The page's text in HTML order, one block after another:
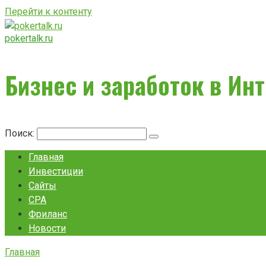
Перейти к контенту
pokertalk.ru
Бизнес и заработок в
Поиск:
Главная
Инвестиции
Сайты
CPA
Фриланс
Новости
Главная